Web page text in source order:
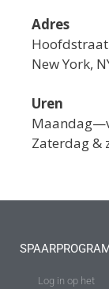
Adres
New York,
Uren
Zaterdag &
Log in op het